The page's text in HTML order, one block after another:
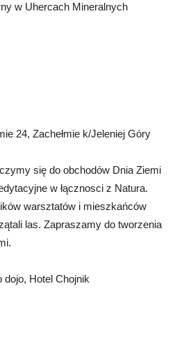
w Uhercach Mineralnych
24, Zachełmie k/Jeleniej Góry
się do obchodów Dnia Ziemi
w łącznosci z Natura.
warsztatów i mieszkańców
las. Zapraszamy do tworzenia
Hotel Chojnik